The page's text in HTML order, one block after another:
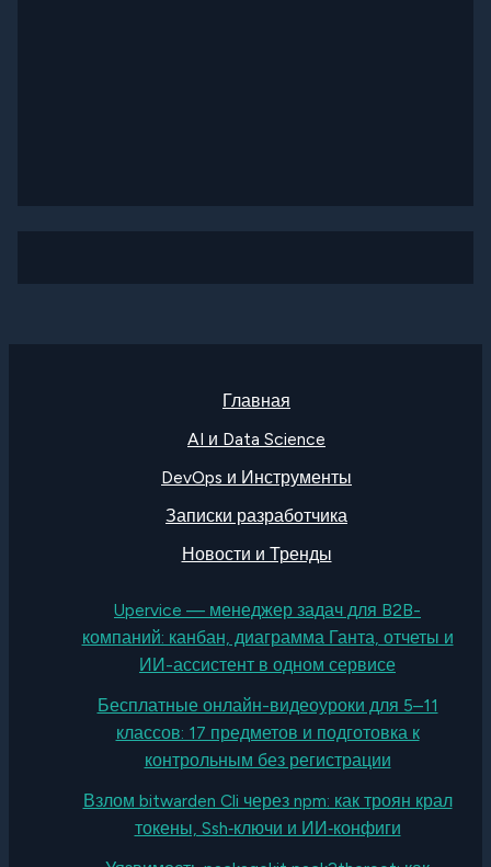
Главная
AI и Data Science
DevOps и Инструменты
Записки разработчика
Новости и Тренды
Upervice — менеджер задач для B2B-
компаний: канбан, диаграмма Ганта, отчеты и
ИИ-ассистент в одном сервисе
Бесплатные онлайн-видеоуроки для 5–11
классов: 17 предметов и подготовка к
контрольным без регистрации
Взлом bitwarden Cli через npm: как троян крал
токены, Ssh‑ключи и ИИ‑конфиги